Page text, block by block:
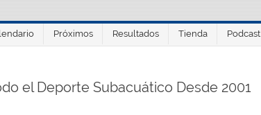
Próximos Resultados Tienda Podcast
el Deporte Subacuático Desde 2001